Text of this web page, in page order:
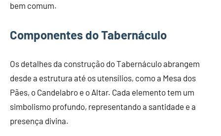
bem comum.
Componentes do Tabernáculo
Os detalhes da construção do Tabernáculo abrangem
desde a estrutura até os utensílios, como a Mesa dos
Pães, o Candelabro e o Altar. Cada elemento tem um
simbolismo profundo, representando a santidade e a
presença divina.